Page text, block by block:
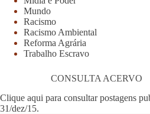
Mundo
Racismo
Racismo Ambiental
Reforma Agrária
Trabalho Escravo
CONSULTA ACERVO
Clique aqui para consultar postagens
31/dez/15.